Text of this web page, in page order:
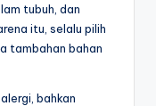
tubuh, dan
itu, selalu pilih
tambahan bahan
bahkan